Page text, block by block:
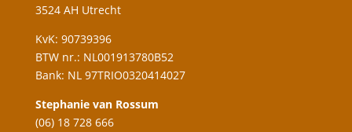
3524 AH Utrecht
KvK: 90739396
BTW nr.: NL001913780B52
Bank: NL 97TRIO0320414027
Stephanie van Rossum
(06) 18 728 666